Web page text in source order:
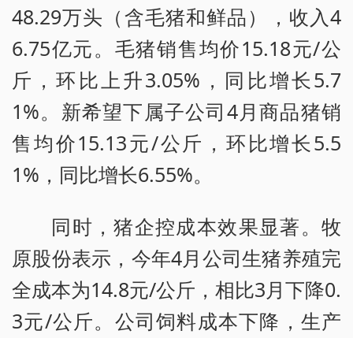
48.29万头（含毛猪和鲜品），收入4
6.75亿元。毛猪销售均价15.18元/公
斤，环比上升3.05%，同比增长5.7
1%。新希望下属子公司4月商品猪销
售均价15.13元/公斤，环比增长5.5
1%，同比增长6.55%。
同时，猪企控成本效果显著。牧
原股份表示，今年4月公司生猪养殖完
全成本为14.8元/公斤，相比3月下降0.
3元/公斤。公司饲料成本下降，生产